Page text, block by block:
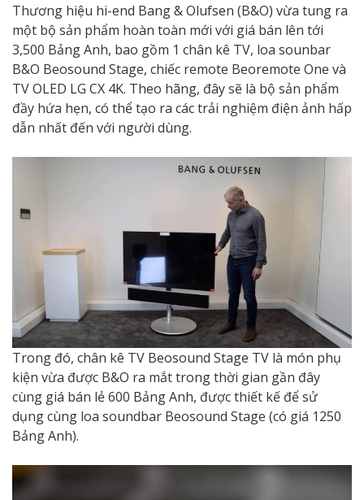
Thương hiệu hi-end Bang & Olufsen (B&O) vừa tung ra
một bộ sản phẩm hoàn toàn mới với giá bán lên tới
3,500 Bảng Anh, bao gồm 1 chân kê TV, loa sounbar
B&O Beosound Stage, chiếc remote Beoremote One và
TV OLED LG CX 4K. Theo hãng, đây sẽ là bộ sản phẩm
đầy hứa hẹn, có thể tạo ra các trải nghiệm điện ảnh hấp
dẫn nhất đến với người dùng.
Trong đó, chân kê TV Beosound Stage TV là món phụ
kiện vừa được B&O ra mắt trong thời gian gần đây
cùng giá bán lẻ 600 Bảng Anh, được thiết kế để sử
dụng cùng loa soundbar Beosound Stage (có giá 1250
Bảng Anh).